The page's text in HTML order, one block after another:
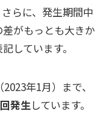
らに、発生期間中
がもっとも大きか
しています。
年1月）まで、
発生しています。